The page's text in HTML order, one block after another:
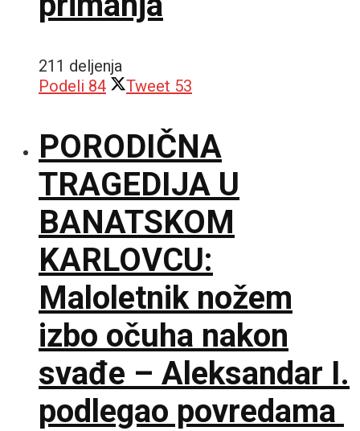
211 deljenja
Podeli 84 Tweet 53
PORODIČNA
TRAGEDIJA U
BANATSKOM
KARLOVCU:
Maloletnik nožem
izbo očuha nakon
svađe – Aleksandar I.
podlegao povredama